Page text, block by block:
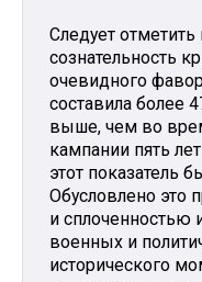
Следует
сознательность
очевидного
составила более
выше, чем во
кампании пять
этот показатель
Обусловлено это
и сплоченностью
военных и
исторического